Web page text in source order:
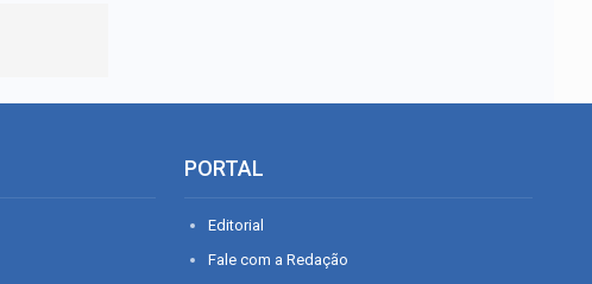
PORTAL
Editorial
Fale com a Redação